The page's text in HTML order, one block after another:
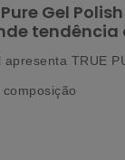
Gel
apresenta TRUE